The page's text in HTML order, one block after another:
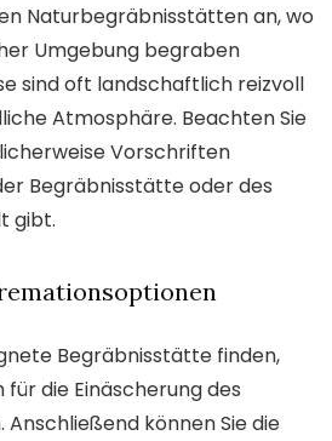
Naturbegräbnisstätten an, wo
Umgebung begraben
sind oft landschaftlich reizvoll
Atmosphäre. Beachten Sie
Vorschriften
Begräbnisstätte oder des
gibt.
Begräbnisstätte finden,
für die Einäscherung des
Anschließend können Sie die